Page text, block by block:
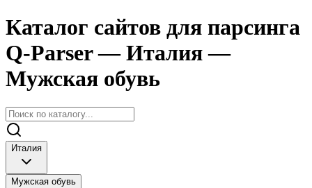
Каталог сайтов для парсинга
Q-Parser— Италия —
Мужская обувь
Италия
Мужская обувь